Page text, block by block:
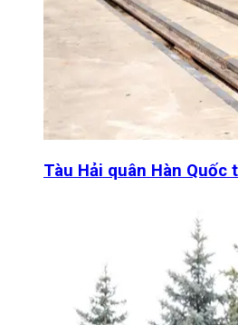
Tàu Hải quân Hàn Quốc